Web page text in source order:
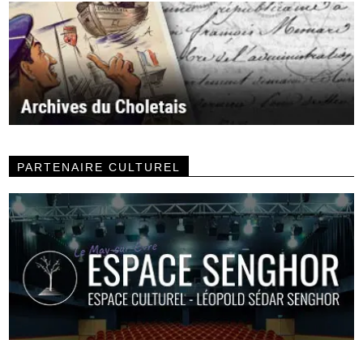
PARTENAIRE CULTUREL